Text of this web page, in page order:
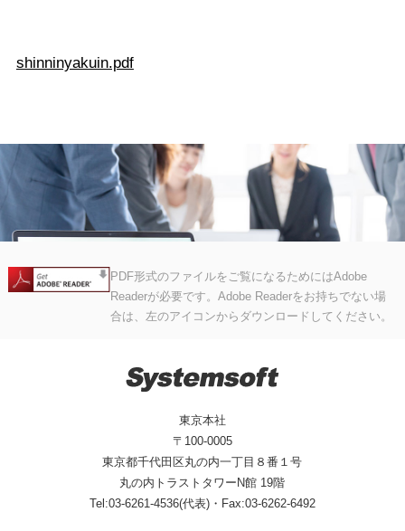
shinninyakuin.pdf
PDF形式のファイルをご覧になるためにはAdobe
Readerが必要です。Adobe Readerをお持ちでない場
合は、左のアイコンからダウンロードしてください。
東京本社
〒100-0005
東京都千代田区丸の内一丁目８番１号
丸の内トラストタワーN館 19階
Tel:03-6261-4536(代表)・Fax:03-6262-6492